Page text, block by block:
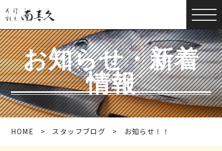
お知らせ・新着
情報
HOME スタッフブログ お知らせ！！